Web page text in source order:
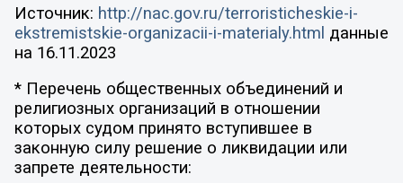
Источник: http://nac.gov.ru/terroristicheskie-i-
ekstremistskie-organizacii-i-materialy.html данные
на 16.11.2023
* Перечень общественных объединений и
религиозных организаций в отношении
которых судом принято вступившее в
законную силу решение о ликвидации или
запрете деятельности: